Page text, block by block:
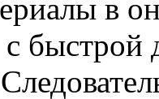
в
быстрой